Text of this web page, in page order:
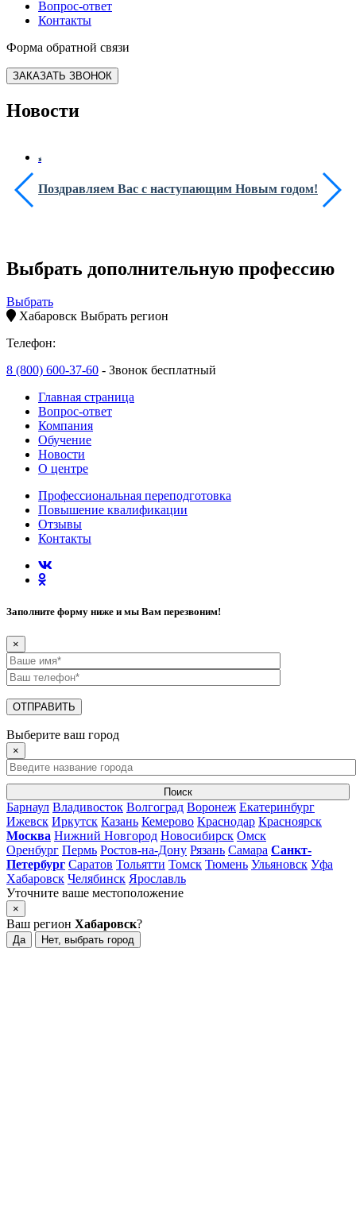
Вопрос-ответ
Контакты
Форма обратной связи
ЗАКАЗАТЬ ЗВОНОК
Новости
Поздравляем Вас с наступающим Новым годом!
Выбрать дополнительную профессию
Выбрать
Хабаровск Выбрать регион
Телефон:
8 (800) 600-37-60 - Звонок бесплатный
Главная страница
Вопрос-ответ
Компания
Обучение
Новости
О центре
Профессиональная переподготовка
Повышение квалификации
Отзывы
Контакты
Заполните форму ниже и мы Вам перезвоним!
×
Выберите ваш город
×
Поиск
Барнаул Владивосток Волгоград Воронеж Екатеринбург
Ижевск Иркутск Казань Кемерово Краснодар Красноярск
Москва Нижний Новгород Новосибирск Омск
Оренбург Пермь Ростов-на-Дону Рязань Самара Санкт-
Петербург Саратов Тольятти Томск Тюмень Ульяновск Уфа
Хабаровск Челябинск Ярославль
Уточните ваше местоположение
×
Ваш регион Хабаровск?
Да Нет, выбрать город